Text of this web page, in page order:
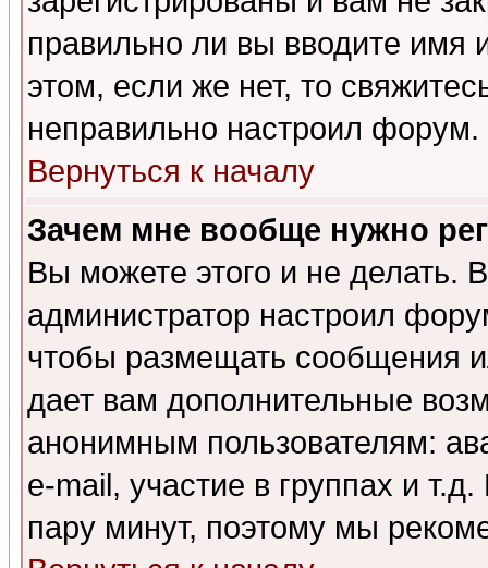
правильно ли вы вводите
этом, если же нет, то
неправильно настроил форум.
Вернуться к началу
Зачем мне вообще нужно
Вы можете этого и не делать.
администратор настроил
чтобы размещать сообщения
дает вам дополнительные
анонимным пользователям:
e-mail, участие в группах и
пару минут, поэтому мы